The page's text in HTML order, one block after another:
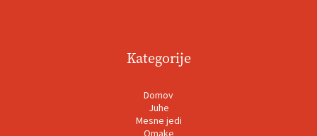
Kategorije
Domov
Juhe
Mesne jedi